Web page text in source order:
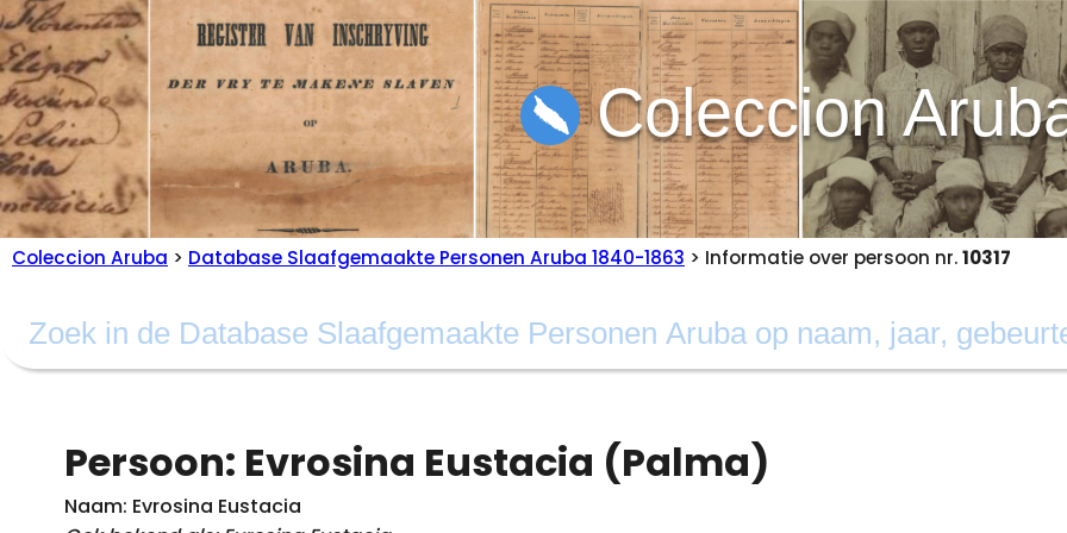
Coleccion
Coleccion Aruba > Database Slaafgemaakte Personen Aruba 1840-1863 > Informatie over persoon nr.10317
Persoon: Evrosina Eustacia (Palma)
Naam: Evrosina Eustacia